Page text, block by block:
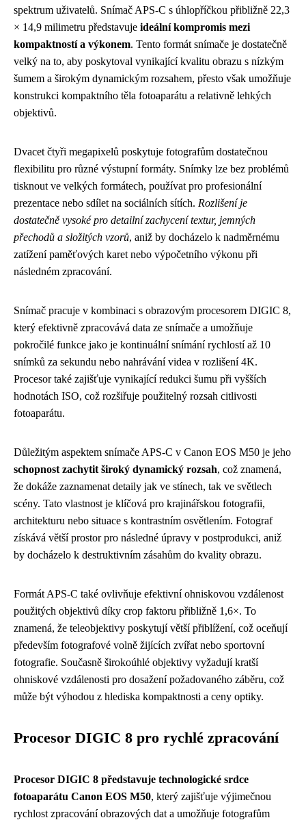
spektrum uživatelů. Snímač APS-C s úhlopříčkou přibližně 22,3
× 14,9 milimetru představuje ideální kompromis mezi
kompaktností a výkonem. Tento formát snímače je dostatečně
velký na to, aby poskytoval vynikající kvalitu obrazu s nízkým
šumem a širokým dynamickým rozsahem, přesto však umožňuje
konstrukci kompaktního těla fotoaparátu a relativně lehkých
objektivů.
Dvacet čtyři megapixelů poskytuje fotografům dostatečnou
flexibilitu pro různé výstupní formáty. Snímky lze bez problémů
tisknout ve velkých formátech, používat pro profesionální
prezentace nebo sdílet na sociálních sítích. Rozlišení je
dostatečně vysoké pro detailní zachycení textur, jemných
přechodů a složitých vzorů, aniž by docházelo k nadměrnému
zatížení paměťových karet nebo výpočetního výkonu při
následném zpracování.
Snímač pracuje v kombinaci s obrazovým procesorem DIGIC 8,
který efektivně zpracovává data ze snímače a umožňuje
pokročilé funkce jako je kontinuální snímání rychlostí až 10
snímků za sekundu nebo nahrávání videa v rozlišení 4K.
Procesor také zajišťuje vynikající redukci šumu při vyšších
hodnotách ISO, což rozšiřuje použitelný rozsah citlivosti
fotoaparátu.
Důležitým aspektem snímače APS-C v Canon EOS M50 je jeho
schopnost zachytit široký dynamický rozsah, což znamená,
že dokáže zaznamenat detaily jak ve stínech, tak ve světlech
scény. Tato vlastnost je klíčová pro krajinářskou fotografii,
architekturu nebo situace s kontrastním osvětlením. Fotograf
získává větší prostor pro následné úpravy v postprodukci, aniž
by docházelo k destruktivním zásahům do kvality obrazu.
Formát APS-C také ovlivňuje efektivní ohniskovou vzdálenost
použitých objektivů díky crop faktoru přibližně 1,6×. To
znamená, že teleobjektivy poskytují větší přiblížení, což oceňují
především fotografové volně žijících zvířat nebo sportovní
fotografie. Současně širokoúhlé objektivy vyžadují kratší
ohniskové vzdálenosti pro dosažení požadovaného záběru, což
může být výhodou z hlediska kompaktnosti a ceny optiky.
Procesor DIGIC 8 pro rychlé zpracování
Procesor DIGIC 8 představuje technologické srdce
fotoaparátu Canon EOS M50, který zajišťuje výjimečnou
rychlost zpracování obrazových dat a umožňuje fotografům